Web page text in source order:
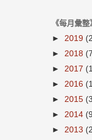
《每月彙整
► 2019
► 2018
► 2017
► 2016
► 2015
► 2014
► 2013